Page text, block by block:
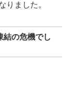
りました。
の危機でし